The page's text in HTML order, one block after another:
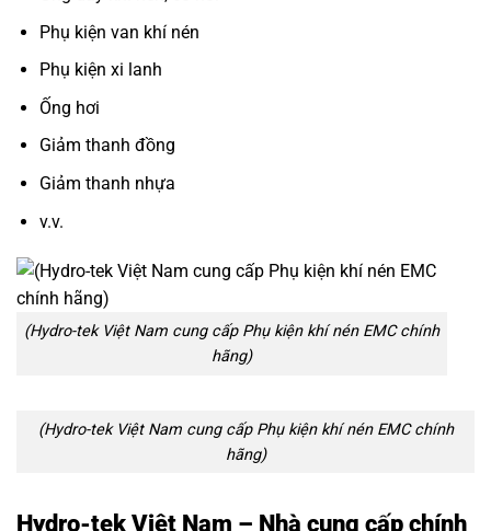
Phụ kiện van khí nén
Phụ kiện xi lanh
Ống hơi
Giảm thanh đồng
Giảm thanh nhựa
v.v.
(Hydro-tek Việt Nam cung cấp Phụ kiện khí nén EMC chính
hãng)
(Hydro-tek Việt Nam cung cấp Phụ kiện khí nén EMC chính
hãng)
Hydro-tek Việt Nam – Nhà cung cấp chính